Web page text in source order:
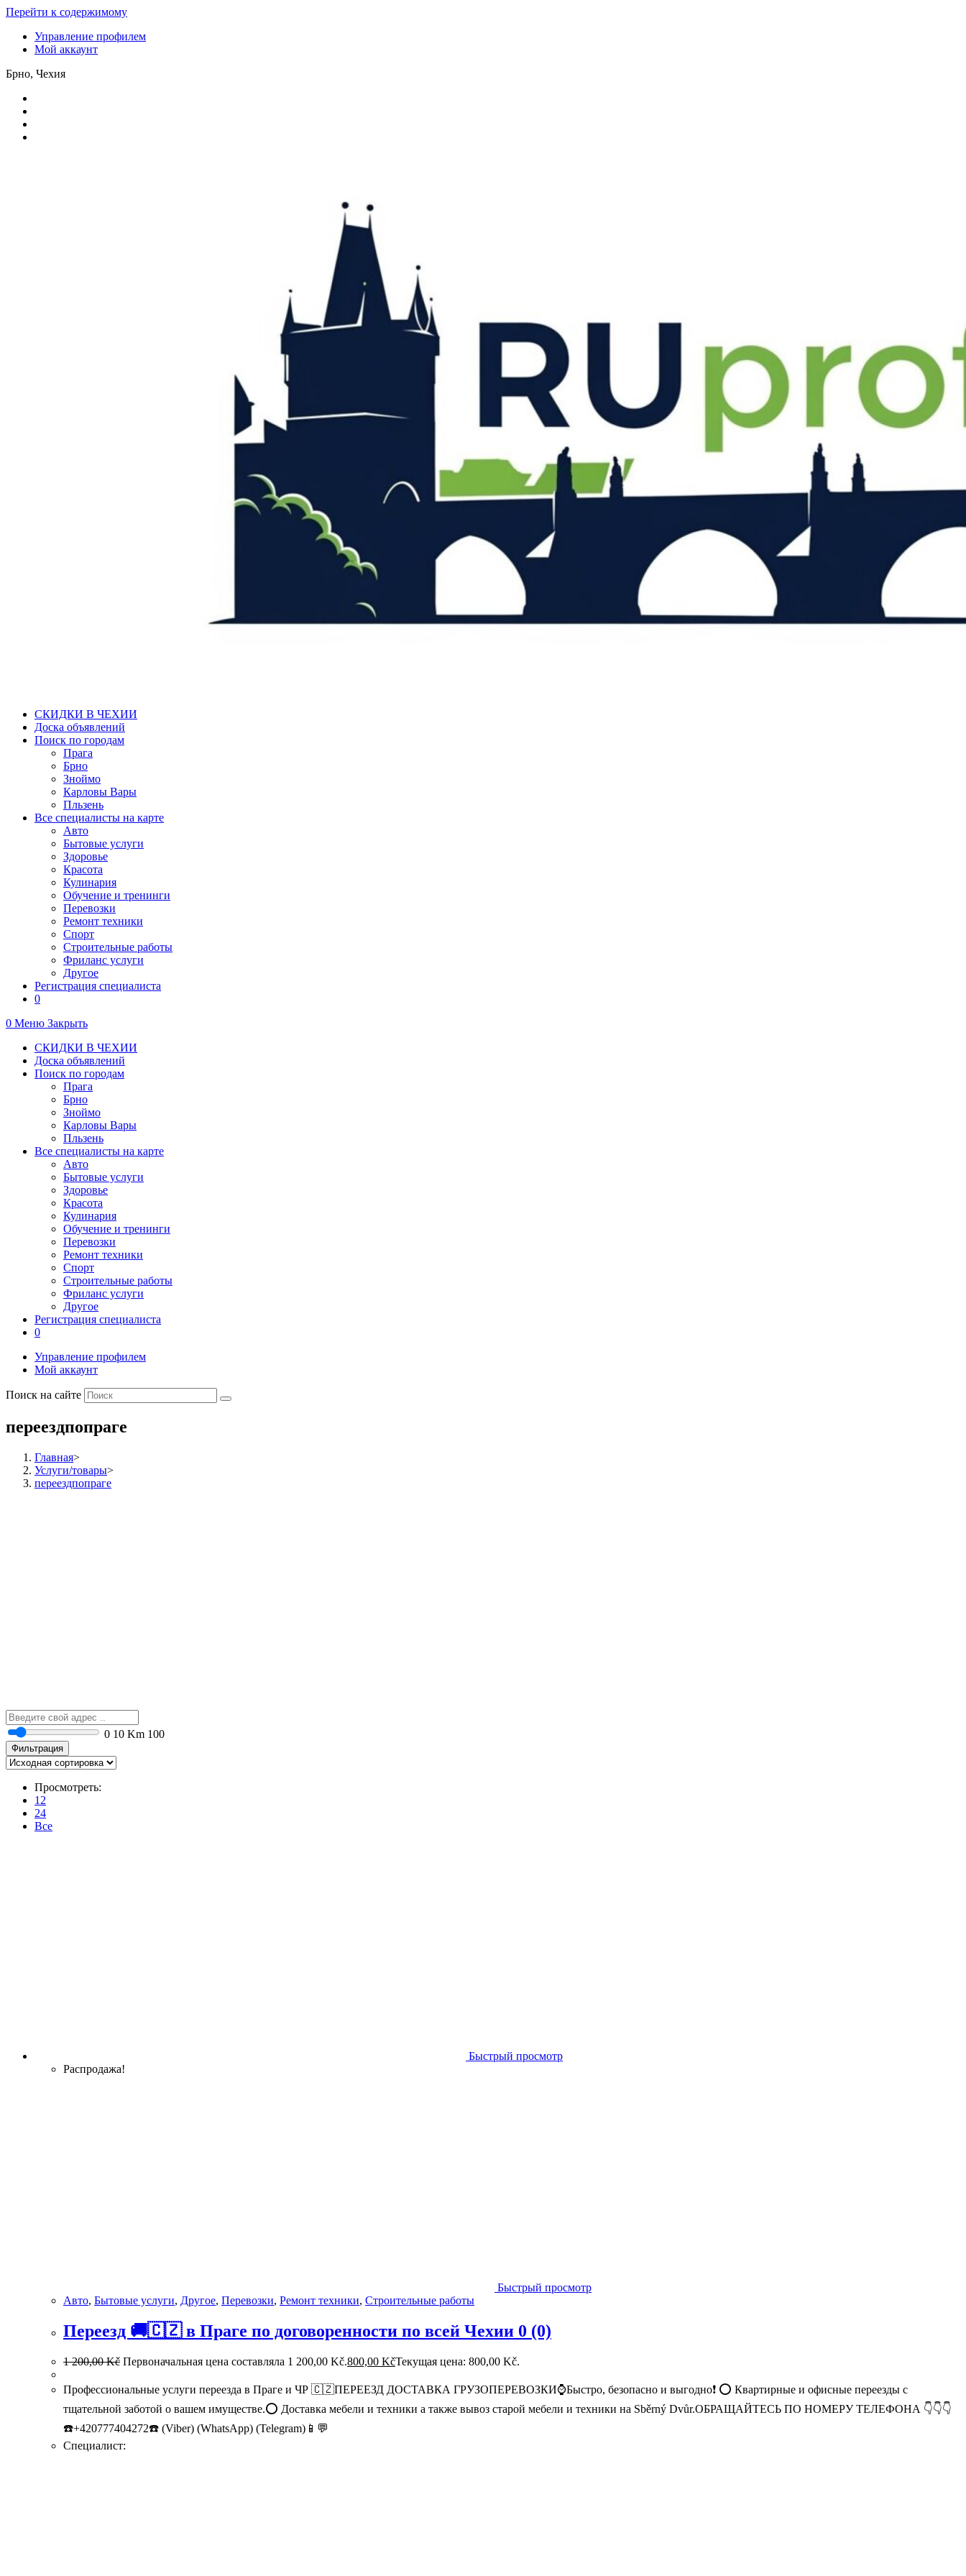
Перейти к содержимому
Управление профилем
Мой аккаунт
Брно, Чехия
СКИДКИ В ЧЕХИИ
Доска объявлений
Поиск по городам
Прага
Брно
Зноймо
Карловы Вары
Пльзень
Все специалисты на карте
Авто
Бытовые услуги
Здоровье
Красота
Кулинария
Обучение и тренинги
Перевозки
Ремонт техники
Спорт
Строительные работы
Фриланс услуги
Другое
Регистрация специалиста
0
0 Меню Закрыть
СКИДКИ В ЧЕХИИ
Доска объявлений
Поиск по городам
Прага
Брно
Зноймо
Карловы Вары
Пльзень
Все специалисты на карте
Авто
Бытовые услуги
Здоровье
Красота
Кулинария
Обучение и тренинги
Перевозки
Ремонт техники
Спорт
Строительные работы
Фриланс услуги
Другое
Регистрация специалиста
0
Управление профилем
Мой аккаунт
Поиск на сайте
переездпопраге
Главная>
Услуги/товары>
переездпопраге
0 10 Km 100
Фильтрация
Просмотреть:
12
24
Все
Быстрый просмотр
Распродажа!
Быстрый просмотр
Авто, Бытовые услуги, Другое, Перевозки, Ремонт техники, Строительные работы
Переезд 🚚🇨🇿 в Праге по договоренности по всей Чехии 0 (0)
1 200,00Kč Первоначальная цена составляла 1 200,00 Kč.800,00 KčТекущая цена: 800,00 Kč.
Профессиональные услуги переезда в Праге и ЧР 🇨🇿ПЕРЕЕЗД ДОСТАВКА ГРУЗОПЕРЕВОЗКИ⌚Быстро, безопасно и выгодно❗ ⭕ Квартирные и офисные переезды с
тщательной заботой о вашем имуществе.⭕ Доставка мебели и техники а также вывоз старой мебели и техники на Sběrný Dvůr.ОБРАЩАЙТЕСЬ ПО НОМЕРУ ТЕЛЕФОНА 👇👇👇
☎️+420777404272☎️ (Viber) (WhatsApp) (Telegram)📱💬
Специалист: